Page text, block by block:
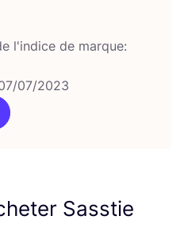
l'indice de marque:
07/2023
Sasstie